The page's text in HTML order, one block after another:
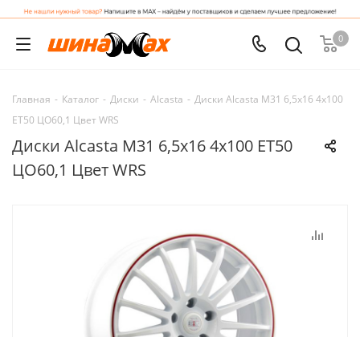
0
Главная - Каталог - Диски - Alcasta - Диски Alcasta M31 6,5x16 4x100
ET50 ЦО60,1 Цвет WRS
Диски Alcasta M31 6,5x16 4x100 ET50
ЦО60,1 Цвет WRS